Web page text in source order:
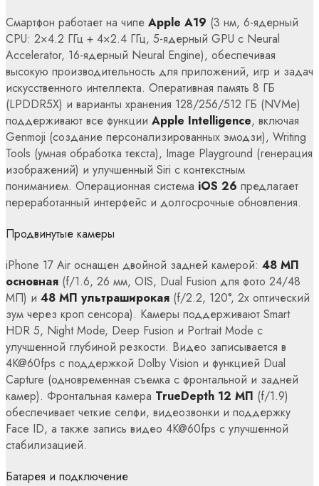
Смартфон работает на чипе Apple A19 (3 нм, 6-ядерный
CPU: 2×4.2 ГГц + 4×2.4 ГГц, 5-ядерный GPU с Neural
Accelerator, 16-ядерный Neural Engine), обеспечивая
высокую производительность для приложений, игр и задач
искусственного интеллекта. Оперативная память 8 ГБ
(LPDDR5X) и варианты хранения 128/256/512 ГБ (NVMe)
поддерживают все функции Apple Intelligence, включая
Genmoji (создание персонализированных эмодзи), Writing
Tools (умная обработка текста), Image Playground (генерация
изображений) и улучшенный Siri с контекстным
пониманием. Операционная система iOS 26 предлагает
переработанный интерфейс и долгосрочные обновления.
Продвинутые камеры
iPhone 17 Air оснащен двойной задней камерой: 48 МП
основная (f/1.6, 26 мм, OIS, Dual Fusion для фото 24/48
МП) и 48 МП ультраширокая (f/2.2, 120°, 2x оптический
зум через кроп сенсора). Камеры поддерживают Smart
HDR 5, Night Mode, Deep Fusion и Portrait Mode с
улучшенной глубиной резкости. Видео записывается в
4K@60fps с поддержкой Dolby Vision и функцией Dual
Capture (одновременная съемка с фронтальной и задней
камер). Фронтальная камера TrueDepth 12 МП (f/1.9)
обеспечивает четкие селфи, видеозвонки и поддержку
Face ID, а также запись видео 4K@60fps с улучшенной
стабилизацией.
Батарея и подключение